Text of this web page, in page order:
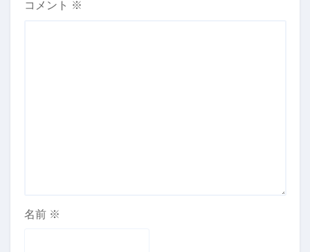
コメント ※
名前 ※